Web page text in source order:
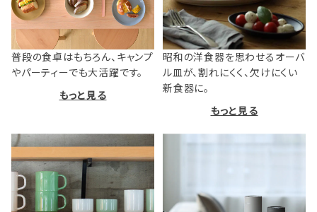
普段の食卓はもちろん、キャンプ
やパーティーでも大活躍です。
もっと見る
昭和の洋食器を思わせるオーバ
ル皿が、割れにくく、欠けにくい
新食器に。
もっと見る